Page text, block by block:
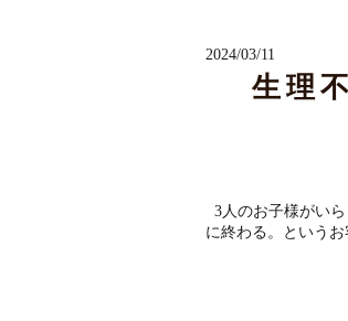
2024/03/11
生理
3人のお子様がい
に終わる。という